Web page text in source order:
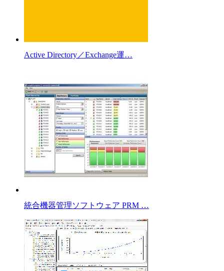
Active Directory／Exchange運…
統合機器管理ソフトウェア PRM …